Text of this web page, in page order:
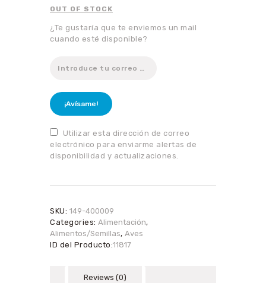
OUT OF STOCK
¿Te gustaría que te enviemos un mail
cuando esté disponible?
¡Avísame!
Utilizar esta dirección de correo
electrónico para enviarme alertas de
disponibilidad y actualizaciones.
SKU: 149-400009
Categories: Alimentación,
Alimentos/Semillas, Aves
ID del Producto:11817
Reviews (0)